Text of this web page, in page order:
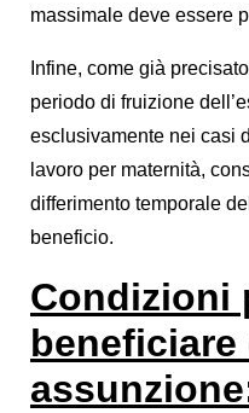
massimale deve essere
Infine, come già
periodo di fruizione
esclusivamente nei casi
lavoro per maternità,
differimento temporale
beneficio.
Condizioni